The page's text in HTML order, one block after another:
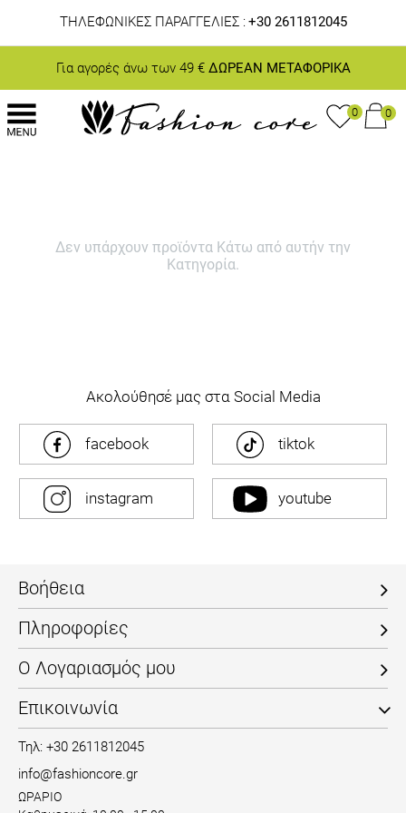
ΤΗΛΕΦΩΝΙΚΕΣ ΠΑΡΑΓΓΕΛΙΕΣ : +30 2611812045
Για αγορές άνω των 49 € ΔΩΡΕΑΝ ΜΕΤΑΦΟΡΙΚΑ
0 0
Δεν υπάρχουν προϊόντα Κάτω από αυτήν την
Κατηγορία.
Ακολούθησέ μας στα Social Media
facebook tiktok
instagram youtube
Βοήθεια
Πληροφορίες
Ο Λογαριασμός μου
Επικοινωνία
Τηλ: +30 2611812045
info@fashioncore.gr
ΩΡΑΡΙΟ